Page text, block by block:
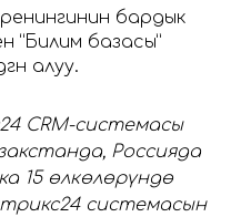
бардык
“Билим базасы”
алуу.
CRM-системасы
Россияда
15 өлкөлөрүндө
системасын